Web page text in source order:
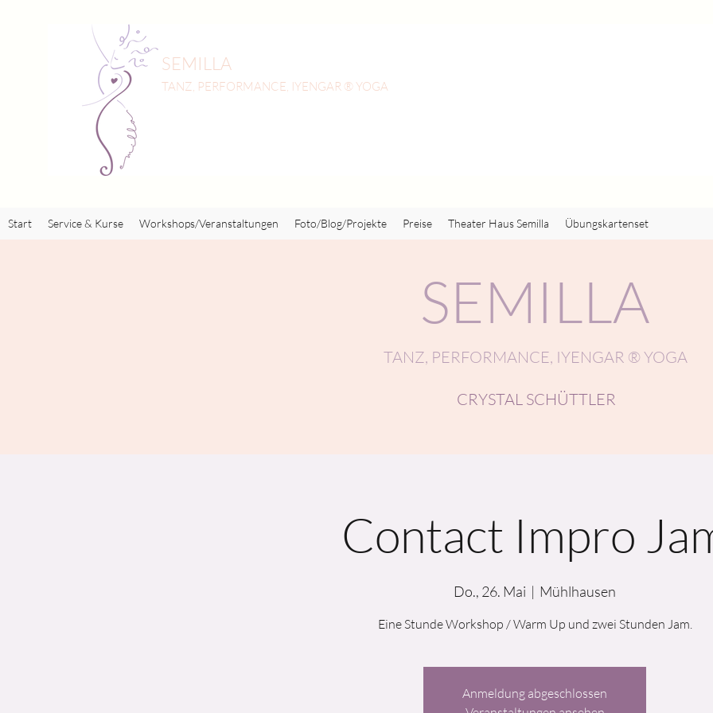
SEMILLA
TANZ, PERFORMANCE, IYENGAR ® YOGA
Start Service & Kurse Workshops/Veranstaltungen Foto/Blog/Projekte Preise Theater Haus Semilla Übungskartenset
Contact Impro
Do., 26. Mai
  |
Mühlhausen
Eine Stunde Workshop / Warm Up und zwei Stunden Jam.
Anmeldung abgeschlossen
TANZ, PERFORMANCE, IYENGAR ® YOGA
CRYSTAL SCHÜTTLER
SEMILLA